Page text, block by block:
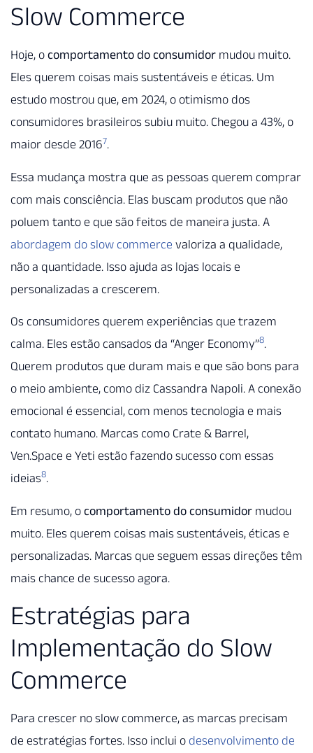
Slow Commerce
Hoje, o comportamento do consumidor mudou muito.
Eles querem coisas mais sustentáveis e éticas. Um
estudo mostrou que, em 2024, o otimismo dos
consumidores brasileiros subiu muito. Chegou a 43%, o
maior desde 20167.
Essa mudança mostra que as pessoas querem comprar
com mais consciência. Elas buscam produtos que não
poluem tanto e que são feitos de maneira justa. A
abordagem do slow commerce valoriza a qualidade,
não a quantidade. Isso ajuda as lojas locais e
personalizadas a crescerem.
Os consumidores querem experiências que trazem
calma. Eles estão cansados da “Anger Economy”8.
Querem produtos que duram mais e que são bons para
o meio ambiente, como diz Cassandra Napoli. A conexão
emocional é essencial, com menos tecnologia e mais
contato humano. Marcas como Crate & Barrel,
Ven.Space e Yeti estão fazendo sucesso com essas
ideias8.
Em resumo, o comportamento do consumidor mudou
muito. Eles querem coisas mais sustentáveis, éticas e
personalizadas. Marcas que seguem essas direções têm
mais chance de sucesso agora.
Estratégias para
Implementação do Slow
Commerce
Para crescer no slow commerce, as marcas precisam
de estratégias fortes. Isso inclui o desenvolvimento de